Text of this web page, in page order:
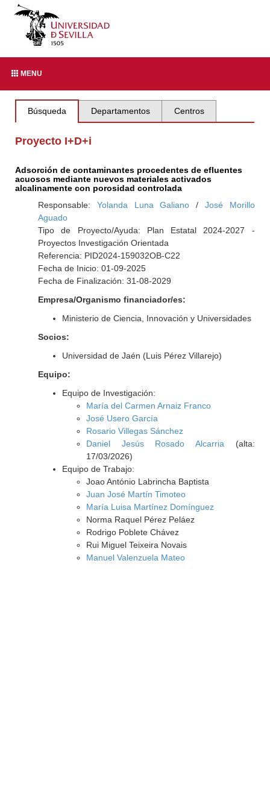
MENU
Búsqueda Departamentos Centros
Proyecto I+D+i
Adsorción de contaminantes procedentes de efluentes
acuosos mediante nuevos materiales activados
alcalinamente con porosidad controlada
Responsable: Yolanda Luna Galiano /José Morillo
Aguado
Tipo de Proyecto/Ayuda: Plan Estatal 2024-2027 -
Proyectos Investigación Orientada
Referencia: PID2024-159032OB-C22
Fecha de Inicio: 01-09-2025
Fecha de Finalización: 31-08-2029
Empresa/Organismo financiador/es:
Ministerio de Ciencia, Innovación y Universidades
Socios:
Universidad de Jaén (Luis Pérez Villarejo)
Equipo:
Equipo de Investigación:
María del Carmen Arnaiz Franco
José Usero García
Rosario Villegas Sánchez
Daniel Jesús Rosado Alcarria (alta:
17/03/2026)
Equipo de Trabajo:
Joao António Labrincha Baptista
Juan José Martín Timoteo
María Luisa Martínez Domínguez
Norma Raquel Pérez Peláez
Rodrigo Poblete Chávez
Rui Miguel Teixeira Novais
Manuel Valenzuela Mateo